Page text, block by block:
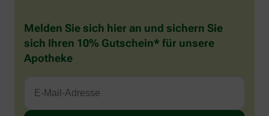
Melden Sie sich hier an und sichern Sie
sich Ihren 10% Gutschein* für unsere
Apotheke